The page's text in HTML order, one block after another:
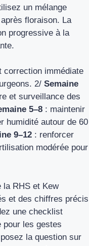
un mélange
floraison. La
progressive à la
correction immédiate
2/ Semaine
et surveillance des
5–8 : maintenir
humidité autour de 60
9–12 : renforcer
modérée pour
la RHS et Kew
et des chiffres précis
une checklist
pour les gestes
la question sur